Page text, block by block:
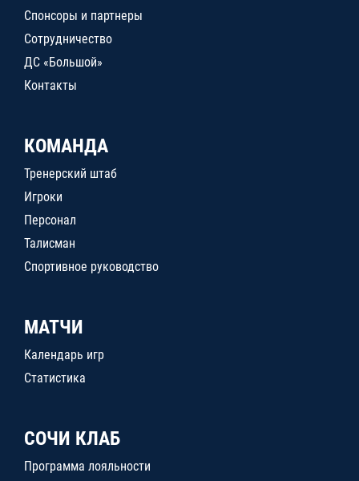
Спонсоры и партнеры
Сотрудничество
ДС «Большой»
Контакты
КОМАНДА
Тренерский штаб
Игроки
Персонал
Талисман
Спортивное руководство
МАТЧИ
Календарь игр
Статистика
СОЧИ КЛАБ
Программа лояльности